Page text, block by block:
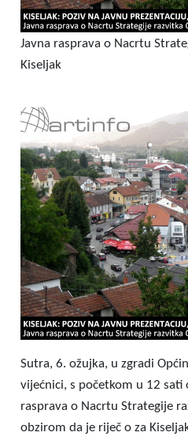
Javna rasprava o Nacrtu
Kiseljak
Sutra, 6. ožujka, u zgradi
vijećnici, s početkom u 12 sati
rasprava o Nacrtu Strategije
obzirom da je riječ o za